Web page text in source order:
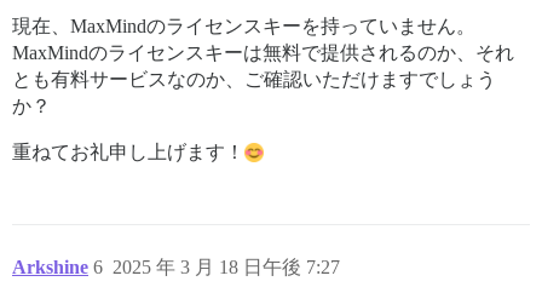
現在、MaxMindのライセンスキーを持っていません。
MaxMindのライセンスキーは無料で提供されるのか、それ
とも有料サービスなのか、ご確認いただけますでしょう
か？
重ねてお礼申し上げます！
Arkshine 2025 年 3 月 18 日午後 7:27
6